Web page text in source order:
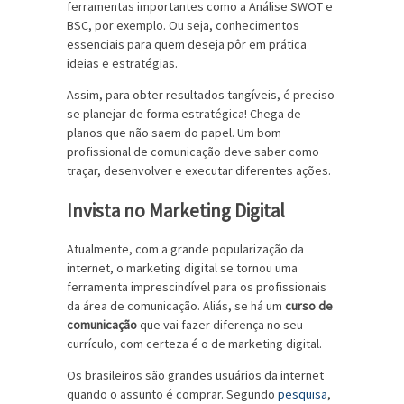
ferramentas importantes como a Análise SWOT e
BSC, por exemplo. Ou seja, conhecimentos
essenciais para quem deseja pôr em prática
ideias e estratégias.
Assim, para obter resultados tangíveis, é preciso
se planejar de forma estratégica! Chega de
planos que não saem do papel. Um bom
profissional de comunicação deve saber como
traçar, desenvolver e executar diferentes ações.
Invista no Marketing Digital
Atualmente, com a grande popularização da
internet, o marketing digital se tornou uma
ferramenta imprescindível para os profissionais
da área de comunicação. Aliás, se há um curso de
comunicaçãoque vai fazer diferença no seu
currículo, com certeza é o de marketing digital.
Os brasileiros são grandes usuários da internet
quando o assunto é comprar. Segundo pesquisa,